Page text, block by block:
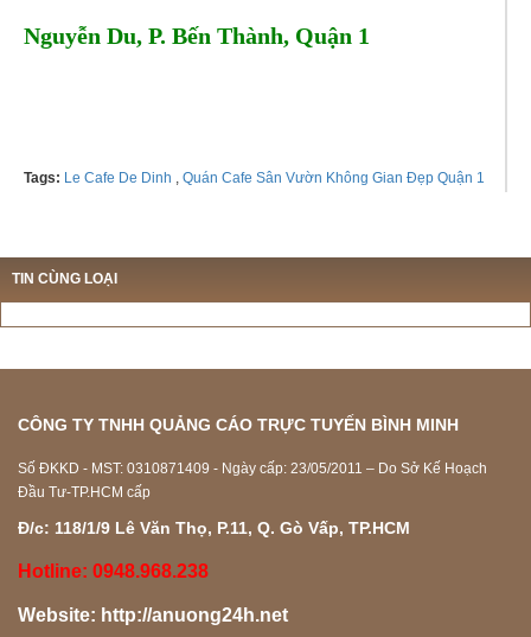
Nguyễn Du, P. Bến Thành, Quận 1
Tags: Le Cafe De Dinh , Quán Cafe Sân Vườn Không Gian Đẹp Quận 1
TIN CÙNG LOẠI
CÔNG TY TNHH QUẢNG CÁO TRỰC TUYẾN BÌNH MINH
Số ĐKKD - MST: 0310871409 - Ngày cấp: 23/05/2011 – Do Sở Kế Hoạch
Đầu Tư-TP.HCM cấp
Đ/c: 118/1/9 Lê Văn Thọ, P.11, Q. Gò Vấp, TP.HCM
Hotline: 0948.968.238
Website: http://anuong24h.net